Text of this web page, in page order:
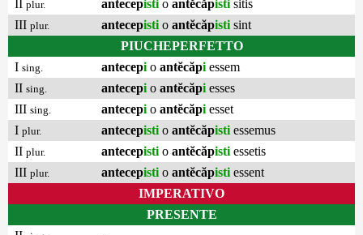
plur. antecepisti o antĕcăpisti sitis
III plur. antecepisti o antĕcăpisti sint
PIUCHEPERFETTO
I sing. antecepi o antĕcăpi essem
II sing. antecepi o antĕcăpi esses
III sing. antecepi o antĕcăpi esset
I plur. antecepisti o antĕcăpisti essemus
II plur. antecepisti o antĕcăpisti essetis
III plur. antecepisti o antĕcăpisti essent
IMPERATIVO
PRESENTE